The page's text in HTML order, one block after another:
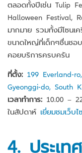
ตลอดทั้งปีเช่น Tulip
Halloween Festival,
มากมาย รวมทั้งมีโซนเ
ขนาดใหญ่ที่เด็กๆชื่นชอ
คอยบริการครบครัน
ที่ตั้ง: 199 Everland-
Gyeonggi-do, South
เวลาทำการ: 10.00 –
ในสัปดาห์ เยี่ยมชมเว็บ
4. ประเท